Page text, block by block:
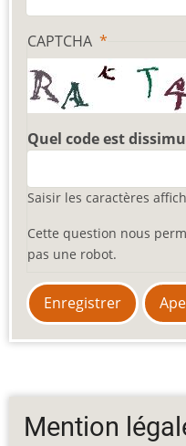
CAPTCHA
Quel code est
Saisir les caractères
Cette question nous
pas une robot.
Mention